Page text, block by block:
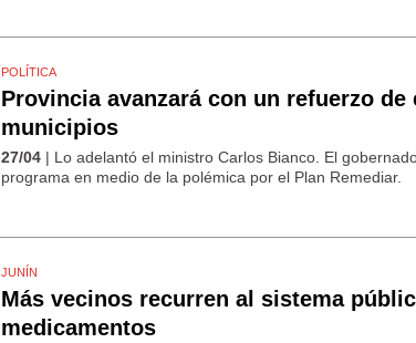
POLÍTICA
Provincia avanzará con un refuerzo
municipios
27/04 | Lo adelantó el ministro Carlos Bianco. El
programa en medio de la polémica por el Plan Remediar.
JUNÍN
Más vecinos recurren al sistema
medicamentos